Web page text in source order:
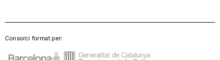
Consorci format per: